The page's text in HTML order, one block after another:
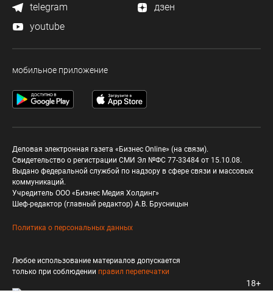
telegram
дзен
youtube
мобильное приложение
Деловая электронная газета «Бизнес Online» (на связи).
Свидетельство о регистрации СМИ Эл №ФС 77-33484 от 15.10.08.
Выдано федеральной службой по надзору в сфере связи и массовых
коммуникаций.
Учредитель ООО «Бизнес Медия Холдинг»
Шеф-редактор (главный редактор) А.В. Брусницын
Политика о персональных данных
Любое использование материалов допускается
только при соблюдении правил перепечатки
18+